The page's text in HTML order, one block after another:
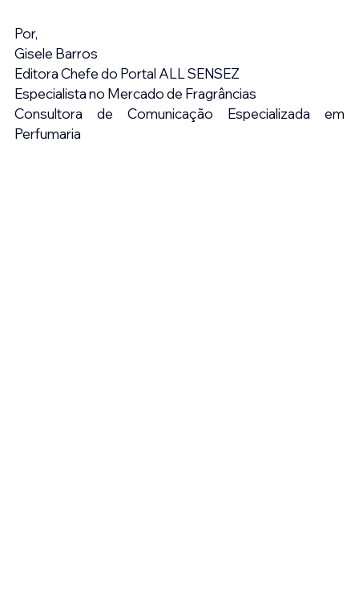
Por,
Gisele Barros
Editora Chefe do Portal ALL SENSEZ
Especialista no Mercado de Fragrâncias
Consultora de Comunicação Especializada em
Perfumaria